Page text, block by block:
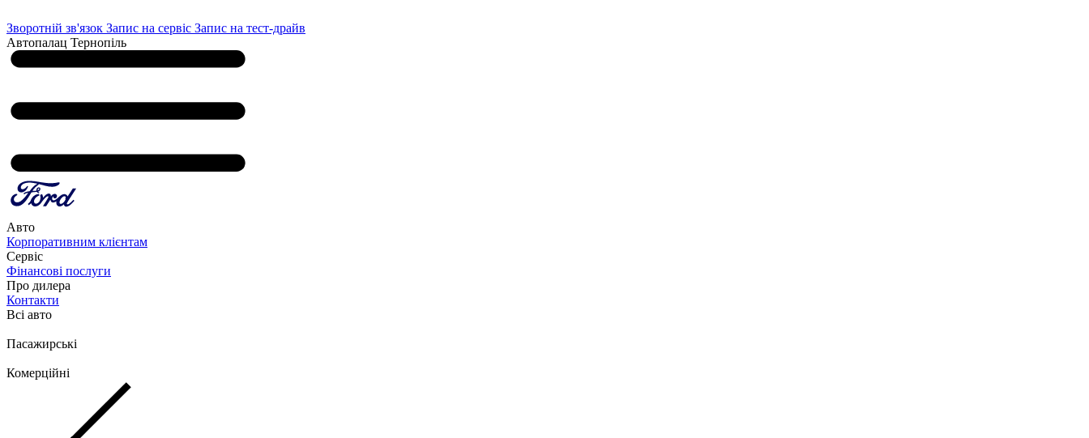
Зворотній зв'язок Запис на сервіс Запис на тест-драйв
Автопалац Тернопіль
Авто
Корпоративним клієнтам
Сервіс
Фінансові послуги
Про дилера
Контакти
Всі авто
Пасажирські
Комерційні